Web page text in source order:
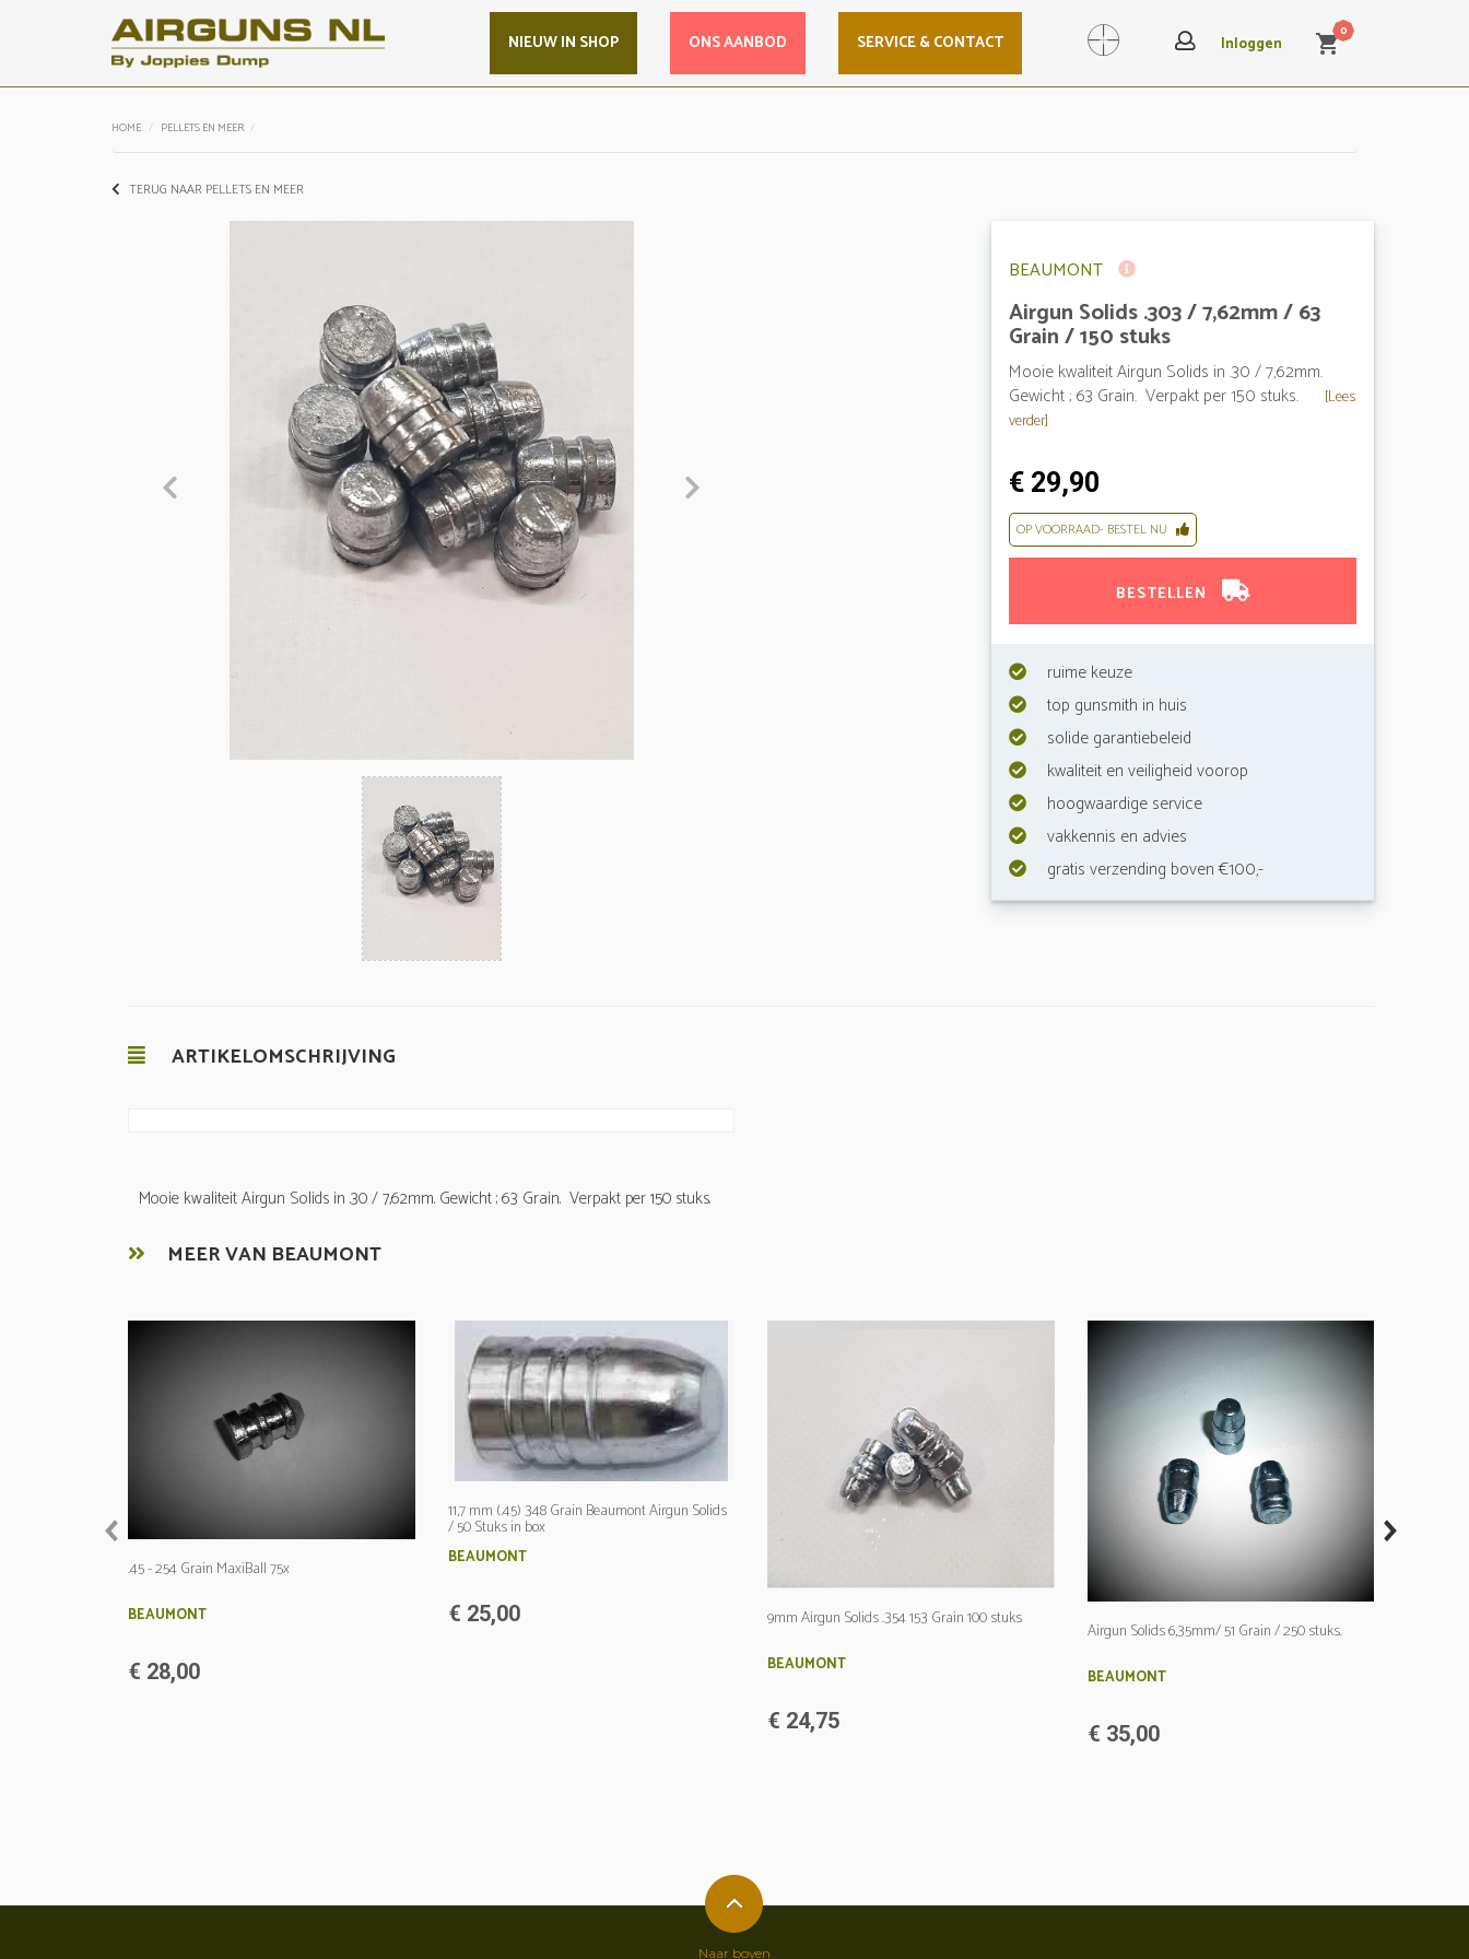
Inloggen shopping_cart0
Search
NIEUW IN SHOP ONS AANBOD SERVICE & CONTACT
HOME PELLETS EN MEER
TERUG NAAR PELLETS EN MEER
BEAUMONT
Airgun Solids .303 / 7,62mm / 63
Grain / 150 stuks
Mooie kwaliteit Airgun Solids in .30 / 7,62mm.
Gewicht ; 63 Grain. Verpakt per 150 stuks.
[Lees
verder]
€ 29,90
OP VOORRAAD- BESTEL NU
BESTELLEN
ruime keuze
top gunsmith in huis
solide garantiebeleid
kwaliteit en veiligheid voorop
hoogwaardige service
vakkennis en advies
gratis verzending boven €100,-
ARTIKELOMSCHRIJVING
Mooie kwaliteit Airgun Solids in .30 / 7,62mm. Gewicht ; 63 Grain. Verpakt per 150 stuks.
MEER VAN BEAUMONT
.45 - 254 Grain MaxiBall 75x
BEAUMONT
€ 28,00
11,7 mm (.45) 348 Grain Beaumont Airgun Solids
/ 50 Stuks in box
BEAUMONT
€ 25,00 9mm Airgun Solids .354 153 Grain 100 stuks
BEAUMONT
€ 24,75
Airgun Solids 6,35mm/ 51 Grain / 250 stuks.
BEAUMONT
€ 35,00
Naar boven